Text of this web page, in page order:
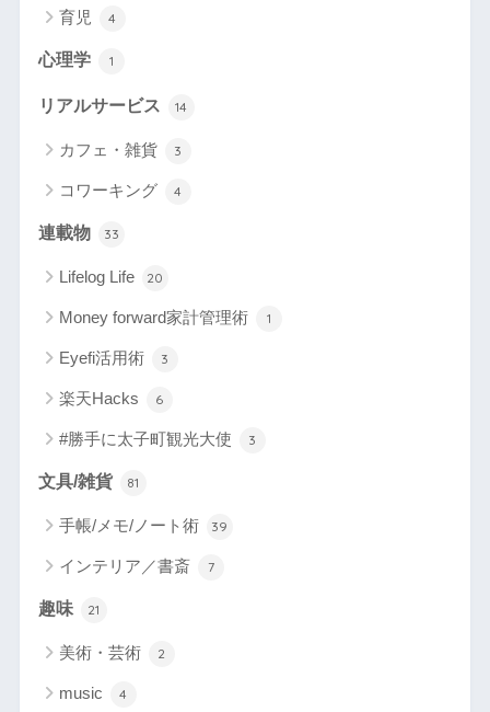
育児 4
心理学 1
リアルサービス 14
カフェ・雑貨 3
コワーキング 4
連載物 33
Lifelog Life 20
Money forward家計管理術 1
Eyefi活用術 3
楽天Hacks 6
#勝手に太子町観光大使 3
文具/雑貨 81
手帳/メモ/ノート術 39
インテリア／書斎 7
趣味 21
美術・芸術 2
music 4